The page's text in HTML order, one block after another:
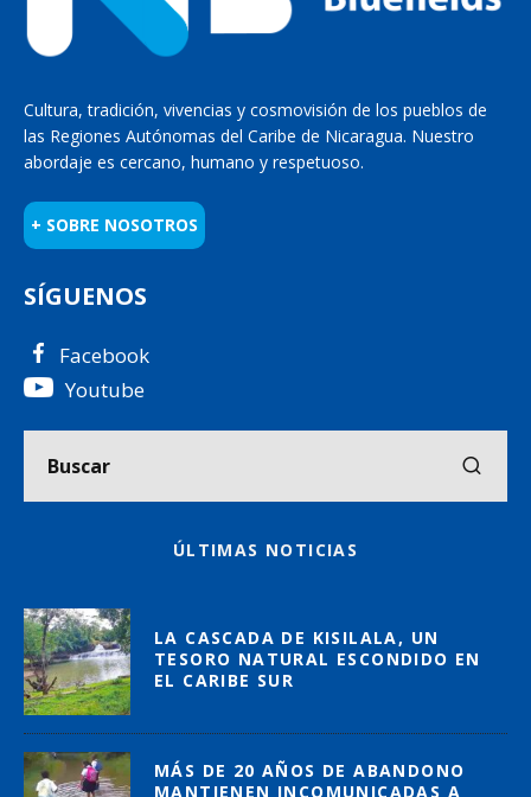
Cultura, tradición, vivencias y cosmovisión de los pueblos de
las Regiones Autónomas del Caribe de Nicaragua. Nuestro
abordaje es cercano, humano y respetuoso.
+ SOBRE NOSOTROS
SÍGUENOS
Facebook
Youtube
ÚLTIMAS NOTICIAS
LA CASCADA DE KISILALA, UN
TESORO NATURAL ESCONDIDO EN
EL CARIBE SUR
MÁS DE 20 AÑOS DE ABANDONO
MANTIENEN INCOMUNICADAS A